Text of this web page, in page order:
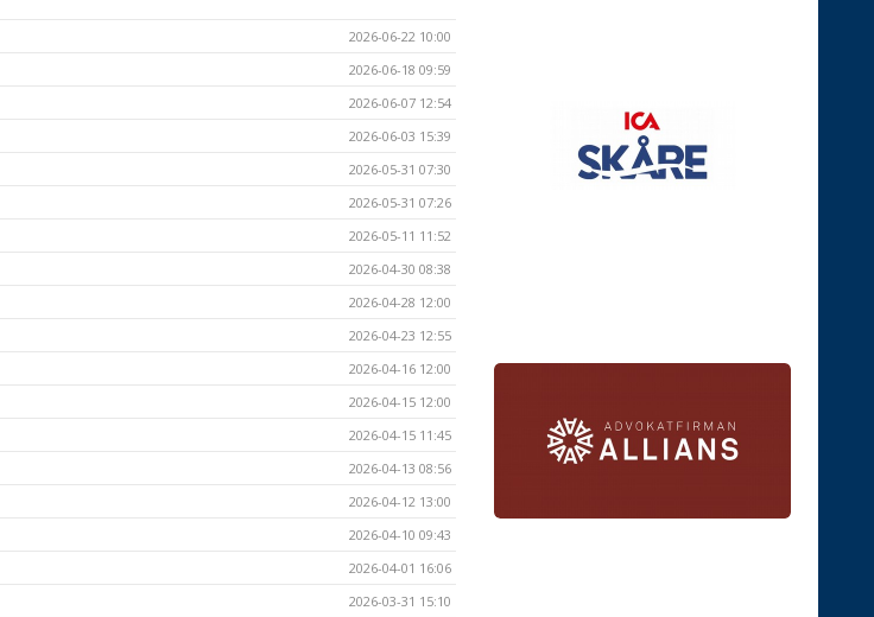
2026-06-22 10:00
2026-06-18 09:59
2026-06-07 12:54
2026-06-03 15:39
2026-05-31 07:30
2026-05-31 07:26
2026-05-11 11:52
2026-04-30 08:38
2026-04-28 12:00
2026-04-23 12:55
2026-04-16 12:00
2026-04-15 12:00
2026-04-15 11:45
2026-04-13 08:56
2026-04-12 13:00
2026-04-10 09:43
2026-04-01 16:06
2026-03-31 15:10